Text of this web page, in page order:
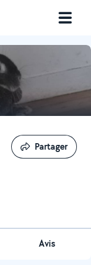
Partager
Partager
Avis